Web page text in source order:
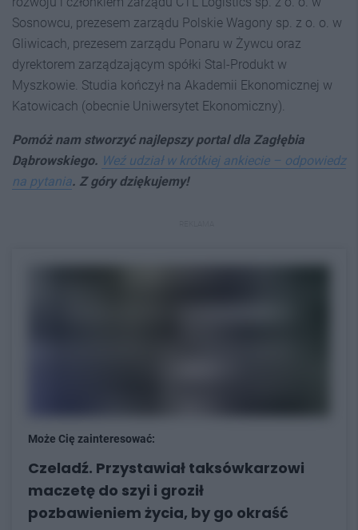
Sosnowcu, prezesem zarządu Polskie Wagony sp. z o. o. w
Gliwicach, prezesem zarządu Ponaru w Żywcu oraz
dyrektorem zarządzającym spółki Stal-Produkt w
Myszkowie. Studia kończył na Akademii Ekonomicznej w
Katowicach (obecnie Uniwersytet Ekonomiczny).
Pomóż nam stworzyć najlepszy portal dla Zagłębia
Dąbrowskiego. Weź udział w krótkiej ankiecie – odpowiedz
na pytania. Z góry dziękujemy!
Może Cię zainteresować:
Czeladź. Przystawiał taksówkarzowi
maczetę do szyi i groził
pozbawieniem życia, by go okraść